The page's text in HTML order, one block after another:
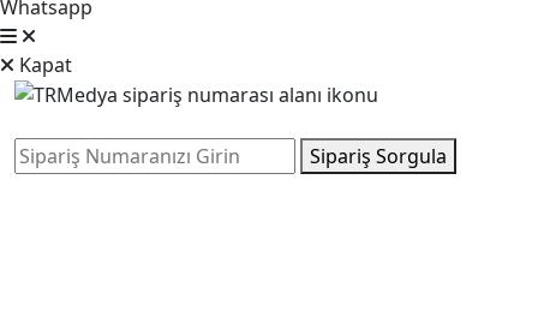
Whatsapp
Kapat
Sipariş Sorgula